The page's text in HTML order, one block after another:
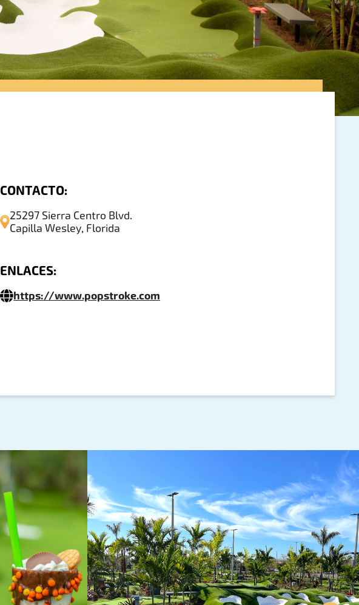
CONTACTO:
25297 Sierra Centro Blvd.
Capilla Wesley, Florida
ENLACES:
https://www.popstroke.com